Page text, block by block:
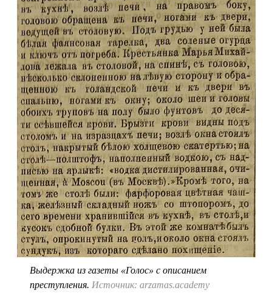
Выдержка из газеты «Голос» с описанием
преступления. Источник: arzamas.academy